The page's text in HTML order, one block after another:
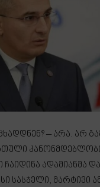
– არა. არ
ადამიანმა
სასჯელი, მარტივი